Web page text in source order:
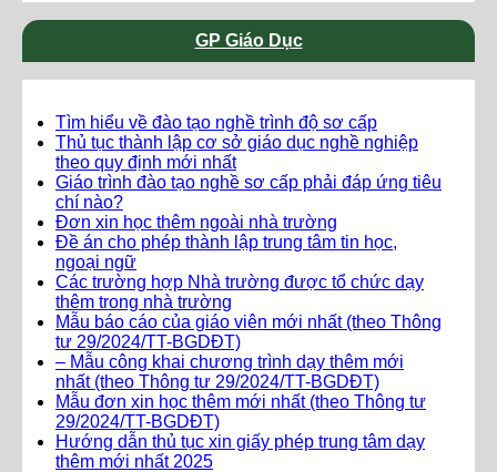
GP Giáo Dục
Tìm hiểu về đào tạo nghề trình độ sơ cấp
Thủ tục thành lập cơ sở giáo dục nghề nghiệp
theo quy định mới nhất
Giáo trình đào tạo nghề sơ cấp phải đáp ứng tiêu
chí nào?
Đơn xin học thêm ngoài nhà trường
Đề án cho phép thành lập trung tâm tin học,
ngoại ngữ
Các trường hợp Nhà trường được tổ chức dạy
thêm trong nhà trường
Mẫu báo cáo của giáo viên mới nhất (theo Thông
tư 29/2024/TT-BGDĐT)
– Mẫu công khai chương trình dạy thêm mới
nhất (theo Thông tư 29/2024/TT-BGDĐT)
Mẫu đơn xin học thêm mới nhất (theo Thông tư
29/2024/TT-BGDĐT)
Hướng dẫn thủ tục xin giấy phép trung tâm dạy
thêm mới nhất 2025